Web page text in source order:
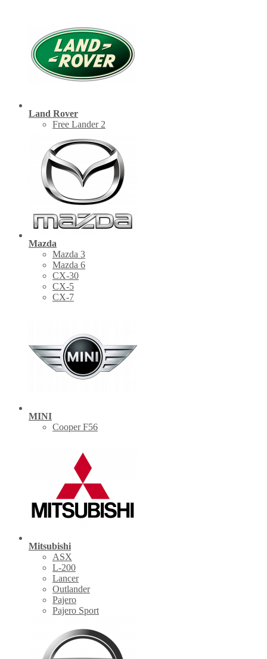
Land Rover
Free Lander 2
Mazda
Mazda 3
Mazda 6
CX-30
СХ-5
CX-7
MINI
Cooper F56
Mitsubishi
ASX
L-200
Lancer
Outlander
Pajero
Pajero Sport